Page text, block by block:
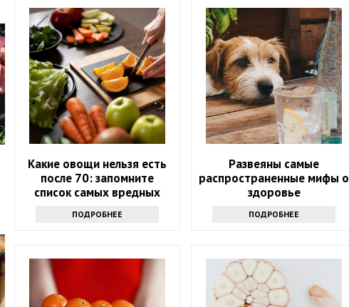
Какие овощи нельзя есть
после 70: запомните
список самых вредных
ПОДРОБНЕЕ
Развеяны самые
распространенные мифы о
здоровье
ПОДРОБНЕЕ